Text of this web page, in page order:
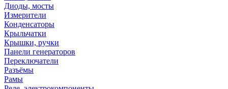
Диоды, мосты
Измерители
Конденсаторы
Крыльчатки
Крышки, ручки
Панели генераторов
Переключатели
Разъёмы
Рамы